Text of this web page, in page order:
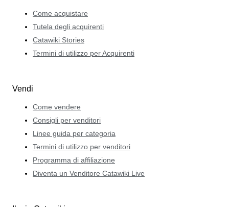
Come acquistare
Tutela degli acquirenti
Catawiki Stories
Termini di utilizzo per Acquirenti
Vendi
Come vendere
Consigli per venditori
Linee guida per categoria
Termini di utilizzo per venditori
Programma di affiliazione
Diventa un Venditore Catawiki Live